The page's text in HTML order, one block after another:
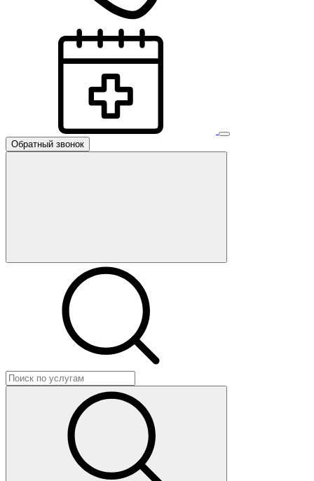
Обратный звонок